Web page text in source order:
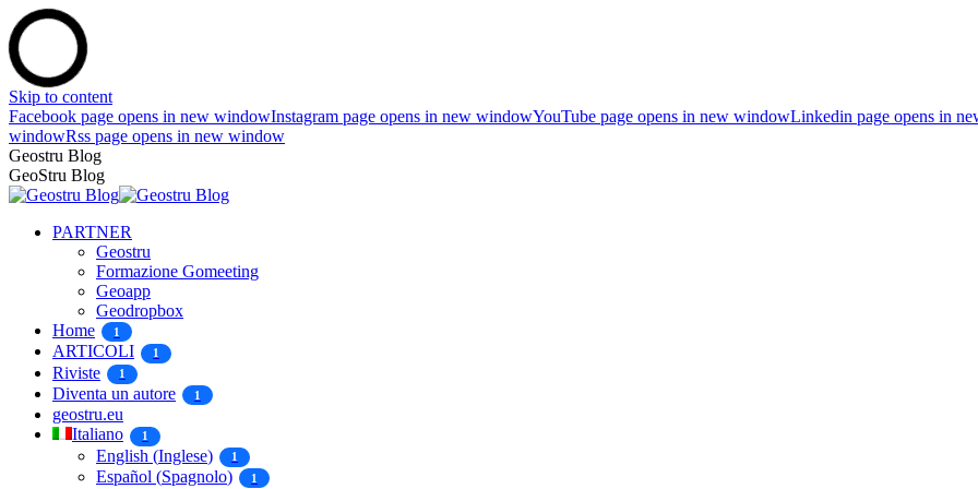
Skip to content
Facebook page opens in new windowInstagram page opens in new windowYouTube page opens in new windowLinkedin page opens in
windowRss page opens in new window
Geostru Blog
GeoStru Blog
PARTNER
Geostru
Formazione Gomeeting
Geoapp
Geodropbox
Home
1
ARTICOLI 1
Riviste 1
Diventa un autore 1
geostru.eu
Italiano
1
English (Inglese) 1
Español (Spagnolo) 1